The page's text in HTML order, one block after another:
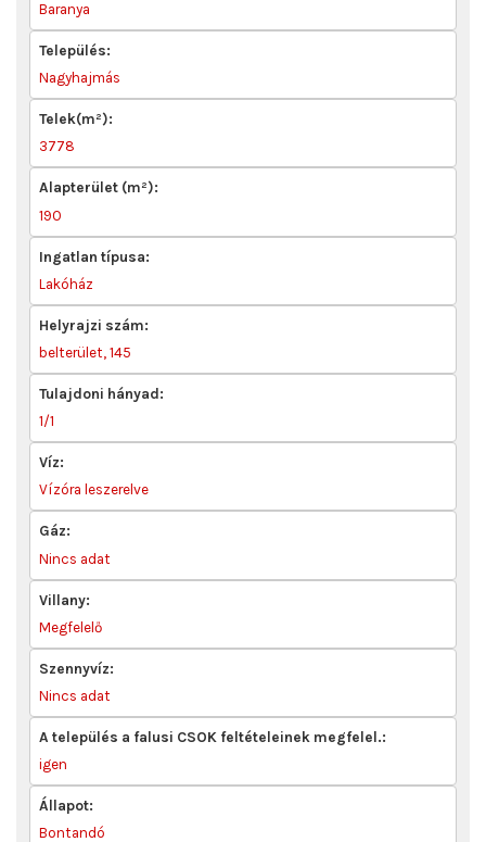
Baranya
Település:
Nagyhajmás
Telek(m²):
3778
Alapterület (m²):
190
Ingatlan típusa:
Lakóház
Helyrajzi szám:
belterület, 145
Tulajdoni hányad:
1/1
Víz:
Vízóra leszerelve
Gáz:
Nincs adat
Villany:
Megfelelő
Szennyvíz:
Nincs adat
A település a falusi CSOK feltételeinek megfelel.:
igen
Állapot:
Bontandó